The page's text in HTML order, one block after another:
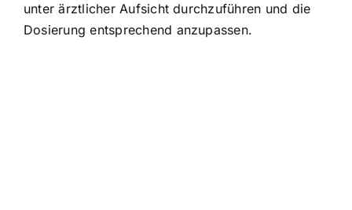
unter ärztlicher Aufsicht durchzuführen und die
Dosierung entsprechend anzupassen.